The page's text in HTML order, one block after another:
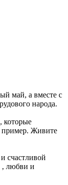
май, а вместе с
народа.
которые
пример. Живите
счастливой
, любви и